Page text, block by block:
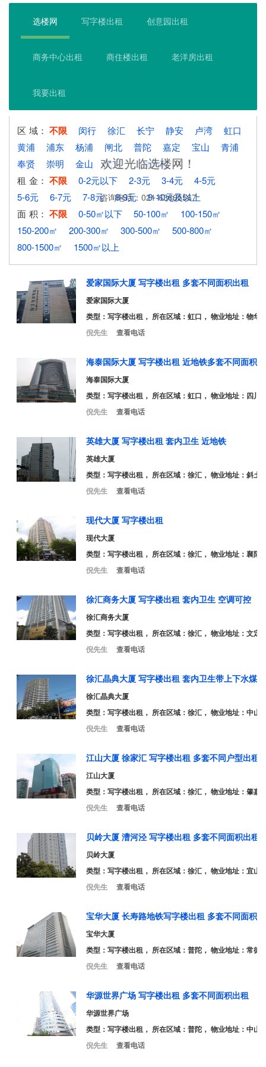
选楼网 写字楼出租 创意园出租
商务中心出租 商住楼出租 老洋房出租
我要出租
区 域： 不限 闵行 徐汇 长宁 静安 卢湾
虹口
黄浦
浦东 杨浦 闸北 普陀 嘉定 宝山
青浦
奉贤
崇明 金山 松江
上海周边
租 金： 不限 0-2元以下 2-3元 3-4元
4-5元
5-6元
6-7元 7-8元 8-9元
9-10元及以上
面 积： 不限 0-50㎡以下 50-100㎡
100-150㎡
150-200㎡
200-300㎡ 300-500㎡
500-800㎡
800-1500㎡
1500㎡以上
爱家国际大厦 写字楼出租 多套不同面积出租
爱家国际大厦
类型： 写字楼出租 ， 所在区域：虹口， 物业地址：物华
倪先生
查看电话
海泰国际大厦 写字楼出租 近地铁多套不同面积
海泰国际大厦
类型： 写字楼出租 ， 所在区域：虹口， 物业地址：四川
倪先生
查看电话
英雄大厦 写字楼出租 套内卫生 近地铁
英雄大厦
类型： 写字楼出租 ， 所在区域：徐汇， 物业地址：斜土
倪先生
查看电话
现代大厦 写字楼出租
现代大厦
类型： 写字楼出租 ， 所在区域：徐汇， 物业地址：襄阳
倪先生
查看电话
徐汇商务大厦 写字楼出租 套内卫生 空调可控
徐汇商务大厦
类型： 写字楼出租 ， 所在区域：徐汇， 物业地址：文定
倪先生
查看电话
徐汇晶典大厦 写字楼出租 套内卫生带上下水煤气
徐汇晶典大厦
类型： 写字楼出租 ， 所在区域：徐汇， 物业地址：中山
倪先生
查看电话
江山大厦 徐家汇 写字楼出租 多套不同户型出租
江山大厦
类型： 写字楼出租 ， 所在区域：徐汇， 物业地址：肇嘉
倪先生
查看电话
贝岭大厦 漕河泾 写字楼出租 多套不同面积出租
贝岭大厦
类型： 写字楼出租 ， 所在区域：徐汇， 物业地址：宜山
倪先生
查看电话
宝华大厦 长寿路地铁写字楼出租 多套不同面积
宝华大厦
类型： 写字楼出租 ， 所在区域：普陀， 物业地址：常德
倪先生
查看电话
华源世界广场 写字楼出租 多套不同面积出租
华源世界广场
类型： 写字楼出租 ， 所在区域：普陀， 物业地址：中山
倪先生
查看电话
欢迎光临选楼网！
咨询电话：021-63665567